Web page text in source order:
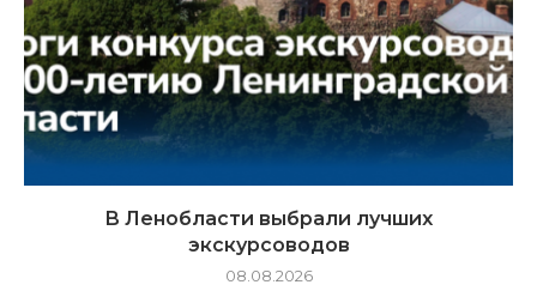
В Ленобласти выбрали лучших
экскурсоводов
08.08.2026